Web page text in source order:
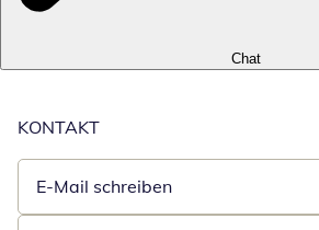
Chat
KONTAKT
E-Mail schreiben
Öffnet E-Mail-Client